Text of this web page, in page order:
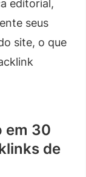
editorial,
seus
site, o que
em 30
de